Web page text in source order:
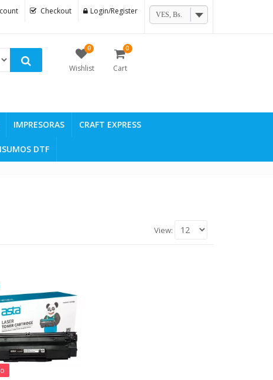
Checkout Login/Register VES, Bs.
0
Wishlist
0
Cart
IMPRESORAS CRAFT EXPRESS
DTF
View: